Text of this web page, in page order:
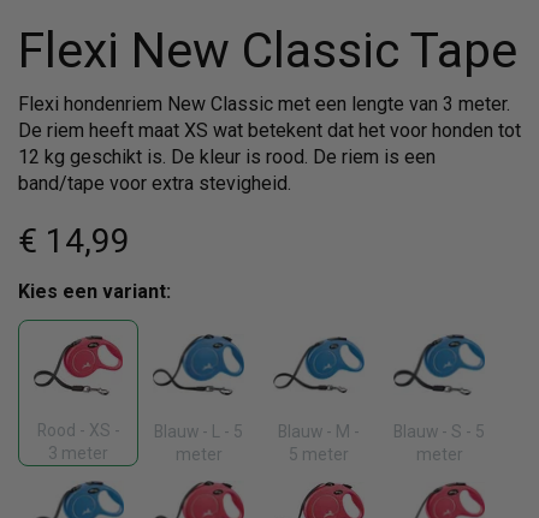
Flexi New Classic Tape
Flexi hondenriem New Classic met een lengte van 3 meter.
De riem heeft maat XS wat betekent dat het voor honden tot
12 kg geschikt is. De kleur is rood. De riem is een
band/tape voor extra stevigheid.
€ 14,99
Kies een variant:
Rood - XS -
3 meter
Blauw - L - 5
meter
Blauw - M -
5 meter
Blauw - S - 5
meter